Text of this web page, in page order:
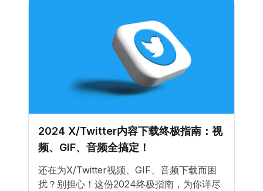
2024 X/Twitter内容下载终极指南：视
频、GIF、音频全搞定！
还在为X/Twitter视频、GIF、音频下载而困
扰？别担心！这份2024终极指南，为你详尽